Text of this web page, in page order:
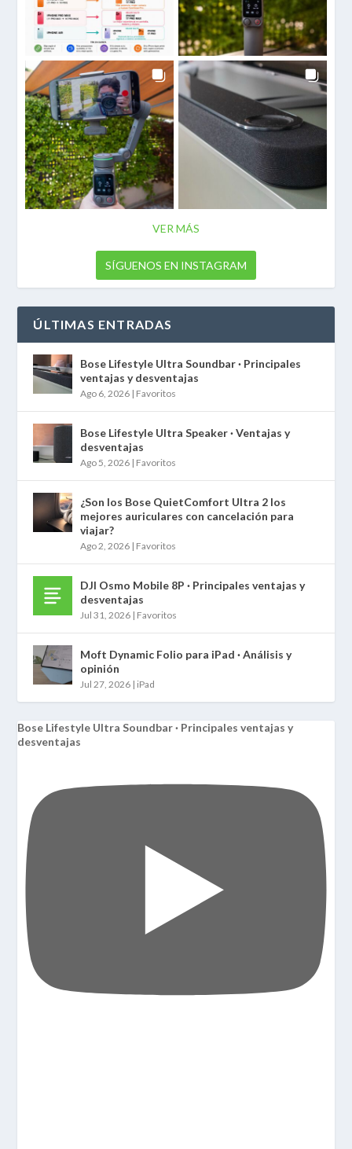
VER MÁS
SÍGUENOS EN INSTAGRAM
ÚLTIMAS ENTRADAS
Bose Lifestyle Ultra Soundbar · Principales
ventajas y desventajas
Ago 6, 2026 | Favoritos
Bose Lifestyle Ultra Speaker · Ventajas y
desventajas
Ago 5, 2026 | Favoritos
¿Son los Bose QuietComfort Ultra 2 los
mejores auriculares con cancelación para
viajar?
Ago 2, 2026 | Favoritos
DJI Osmo Mobile 8P · Principales ventajas y
desventajas
Jul 31, 2026 | Favoritos
Moft Dynamic Folio para iPad · Análisis y
opinión
Jul 27, 2026 | iPad
Bose Lifestyle Ultra Soundbar · Principales ventajas y
desventajas